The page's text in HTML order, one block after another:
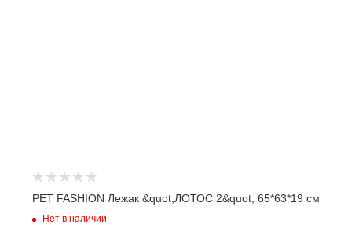
PET FASHION Лежак &quot;ЛОТОС 2&quot; 65*63*19 см
Нет в наличии